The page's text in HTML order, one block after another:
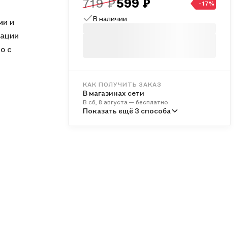
и
с
719 ₽599 ₽ -17%
В наличии
КАК ПОЛУЧИТЬ ЗАКАЗ
В магазинах сети
В сб, 8 августа — бесплатно
В пунктах выдачи
Показать ещё 3 способа